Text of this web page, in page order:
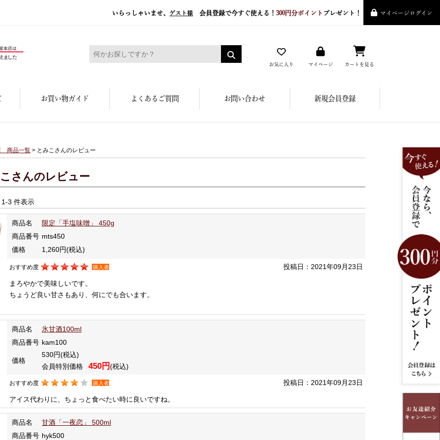
いらっしゃいませ、 ゲスト様 会員登録で今すぐ使える！ 300円分ポイント プレゼント！ マイページログイン
糀屋本店 - 元禄二年。創業三百余年の味
お気に入り マイページ カートを見る
お買い物ガイド よくあるご質問 お問い合わせ 新規会員登録
商品一覧 > とみこさんのレビュー
さんのレビュー
1-3 件表示
商品名
限定「手塩味噌」 450g
商品番号 mts450
価格
1,260円(税込)
投稿日：2021年09月23日
おすすめ度 購入者
まろやかで美味しいです。
ちょうど良い甘さもあり、何にでも合います。
商品名
氷甘酒100ml
商品番号 kam100
価格
530円(税込)
会員特別価格
450円(税込)
投稿日：2021年09月23日
おすすめ度 購入者
アイス代わりに、ちょっと食べたい時に良いですね。
商品名
甘酒「一夜恋」 500ml
商品番号 hyk500